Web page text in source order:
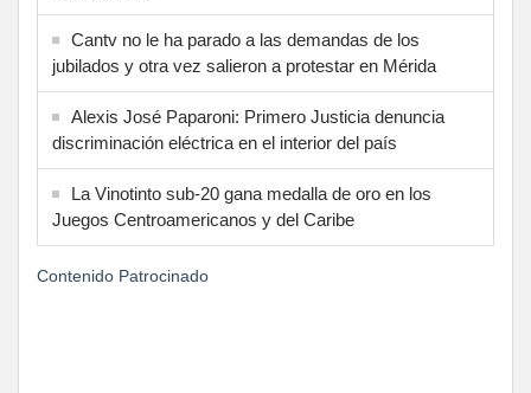
Cantv no le ha parado a las demandas de los
jubilados y otra vez salieron a protestar en Mérida
Alexis José Paparoni: Primero Justicia denuncia
discriminación eléctrica en el interior del país
La Vinotinto sub-20 gana medalla de oro en los
Juegos Centroamericanos y del Caribe
Contenido Patrocinado